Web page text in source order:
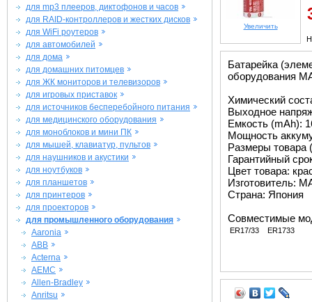
для mp3 плееров, диктофонов и часов
для RAID-контроллеров и жестких дисков
для WiFi роутеров
для автомобилей
для дома
для домашних питомцев
для ЖК мониторов и телевизоров
для игровых приставок
для источников бесперебойного питания
для медицинского оборудования
для моноблоков и мини ПК
для мышей, клавиатур, пультов
для наушников и акустики
для ноутбуков
для планшетов
для принтеров
для проекторов
для промышленного оборудования
Aaronia
ABB
Acterna
AEMC
Allen-Bradley
Anritsu
Увеличить
Батарейка
оборудования
Химический
Выходное
Емкость (mAh):
Мощность
Размеры товара
Гарантийный
Цвет товара:
Изготовитель:
Страна: Япония
Совместимые
ER17/33 ER1733